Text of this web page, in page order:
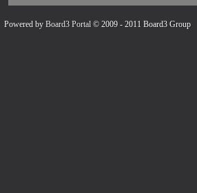
Powered by Board3 Portal © 2009 - 2011 Board3 Group